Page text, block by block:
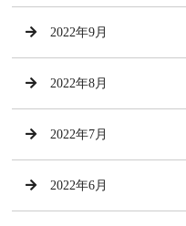
2022年9月
2022年8月
2022年7月
2022年6月